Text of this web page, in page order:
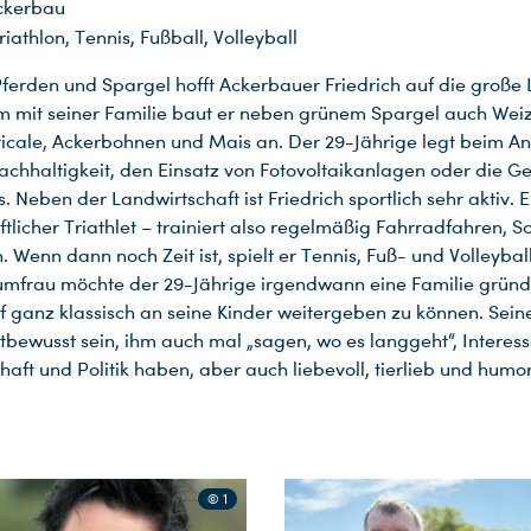
Tennis, Fußball, Volleyball
und Spargel hofft Ackerbauer Friedrich auf die große
mit seiner Familie baut er neben grünem Spargel auch
Ackerbohnen und Mais an. Der 29-Jährige legt beim
den Einsatz von Fotovoltaikanlagen oder die
Neben der Landwirtschaft ist Friedrich sportlich sehr aktiv.
Triathlet – trainiert also regelmäßig Fahrradfahren,
Wenn dann noch Zeit ist, spielt er Tennis, Fuß- und
möchte der 29-Jährige irgendwann eine Familie
ganz klassisch an seine Kinder weitergeben zu können.
sein, ihm auch mal „sagen, wo es langgeht“,
und Politik haben, aber auch liebevoll, tierlieb und
© 1